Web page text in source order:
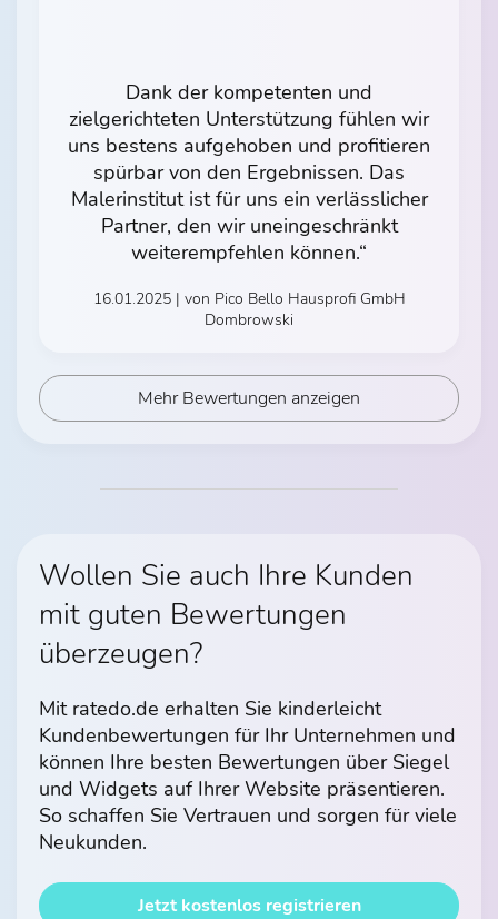
Dank der kompetenten und
zielgerichteten Unterstützung fühlen wir
uns bestens aufgehoben und profitieren
spürbar von den Ergebnissen. Das
Malerinstitut ist für uns ein verlässlicher
Partner, den wir uneingeschränkt
weiterempfehlen können.“
16.01.2025 | von Pico Bello Hausprofi GmbH
Dombrowski
Mehr Bewertungen anzeigen
Wollen Sie auch Ihre Kunden
mit guten Bewertungen
überzeugen?
Mit ratedo.de erhalten Sie kinderleicht
Kundenbewertungen für Ihr Unternehmen und
können Ihre besten Bewertungen über Siegel
und Widgets auf Ihrer Website präsentieren.
So schaffen Sie Vertrauen und sorgen für viele
Neukunden.
Jetzt kostenlos registrieren